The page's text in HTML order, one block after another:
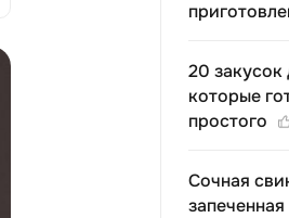
20 закусок
которые
простого
Сочная